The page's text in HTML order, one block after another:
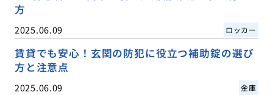
方
2025.06.09 ロッカー
賃貸でも安心！玄関の防犯に役立つ補助錠の選び
方と注意点
2025.06.09 金庫